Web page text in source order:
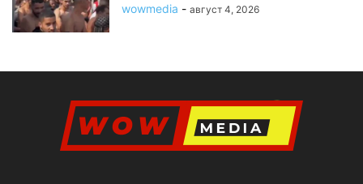
wowmedia - август 4, 2026